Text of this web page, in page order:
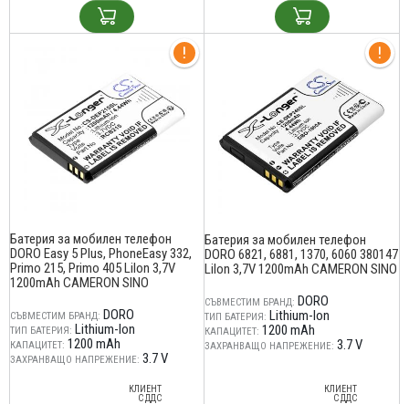
Батерия за мобилен телефон
DORO Easy 5 Plus, PhoneEasy 332,
Primo 215, Primo 405 LiIon 3,7V
1200mAh CAMERON SINO
СЪВМЕСТИМ БРАНД: DORO
ТИП БАТЕРИЯ: Lithium-Ion
КАПАЦИТЕТ: 1200 mAh
ЗАХРАНВАЩО НАПРЕЖЕНИЕ: 3.7 V
КЛИЕНТ
С ДДС
Батерия за мобилен телефон
DORO 6821, 6881, 1370, 6060 380147
LiIon 3,7V 1200mAh CAMERON SINO
СЪВМЕСТИМ БРАНД: DORO
ТИП БАТЕРИЯ: Lithium-Ion
КАПАЦИТЕТ: 1200 mAh
ЗАХРАНВАЩО НАПРЕЖЕНИЕ: 3.7 V
КЛИЕНТ
С ДДС